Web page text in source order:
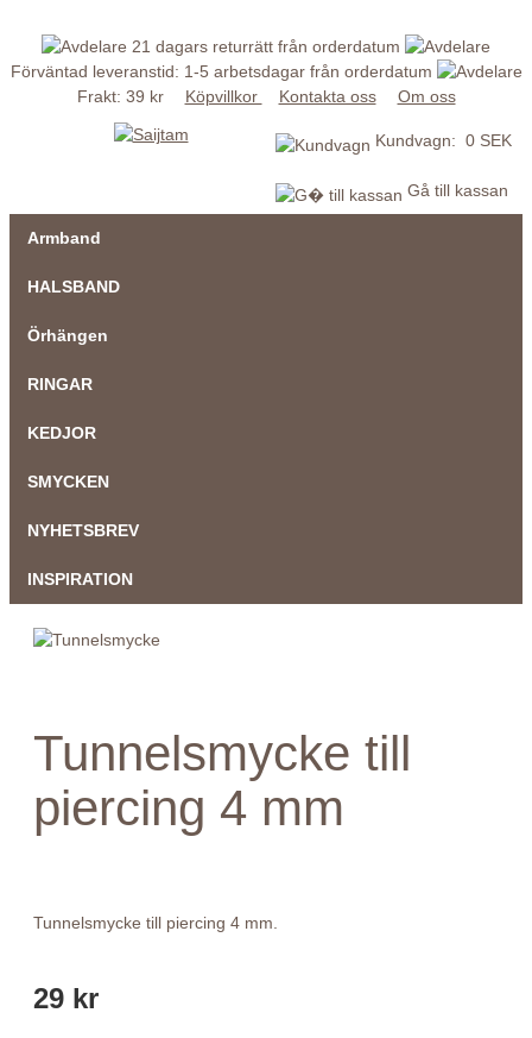
21 dagars returrätt från orderdatum
Förväntad leveranstid: 1-5 arbetsdagar från orderdatum
Frakt: 39 kr
Köpvillkor Kontakta oss Om oss
Kundvagn: 0 SEK
Gå till kassan
Armband
HALSBAND
Örhängen
RINGAR
KEDJOR
SMYCKEN
NYHETSBREV
INSPIRATION
Tunnelsmycke till
piercing 4 mm
Tunnelsmycke till piercing 4 mm.
29 kr